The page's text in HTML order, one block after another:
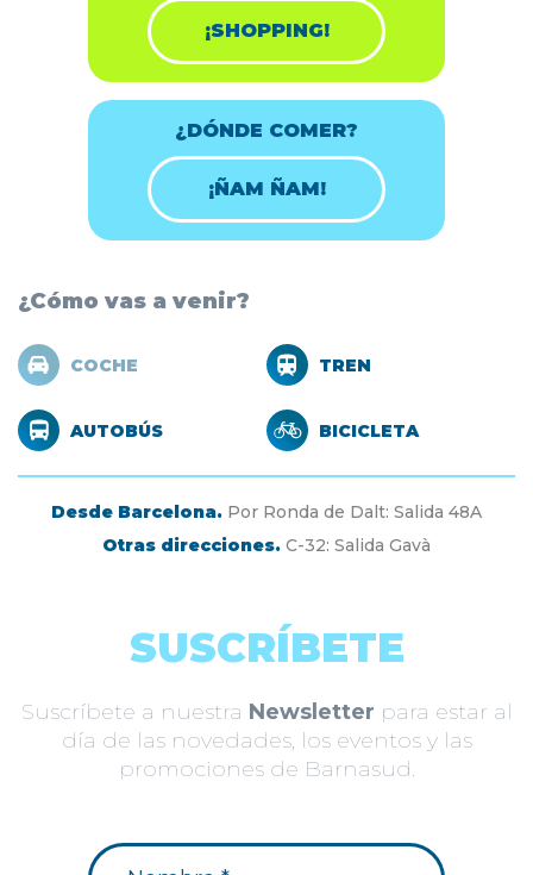
¡SHOPPING!
¿DÓNDE COMER?
¡ÑAM ÑAM!
¿Cómo vas a venir?
COCHE TREN
AUTOBÚS BICICLETA
Desde Barcelona. Por Ronda de Dalt: Salida 48A
Otras direcciones. C-32: Salida Gavà
SUSCRÍBETE
Suscríbete a nuestra Newsletter para estar al
día de las novedades, los eventos y las
promociones de Barnasud.